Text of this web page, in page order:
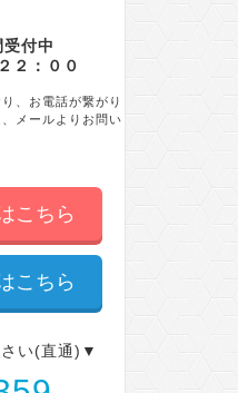
付中
２：００
、お電話が繋がり
メールよりお問い
こちら
こちら
い(直通)▼